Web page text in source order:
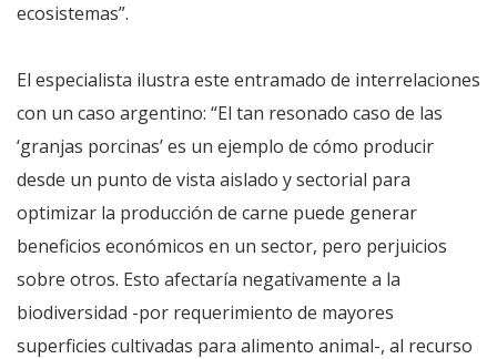
ecosistemas”.
El especialista ilustra este entramado de interrelaciones
con un caso argentino: “El tan resonado caso de las
‘granjas porcinas’ es un ejemplo de cómo producir
desde un punto de vista aislado y sectorial para
optimizar la producción de carne puede generar
beneficios económicos en un sector, pero perjuicios
sobre otros. Esto afectaría negativamente a la
biodiversidad -por requerimiento de mayores
superficies cultivadas para alimento animal-, al recurso